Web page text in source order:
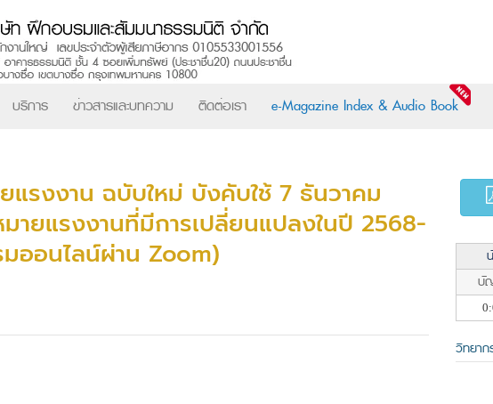
บริการ ข่าวสารและบทความ ติดต่อเรา e-Magazine Index & Audio Book
แรงงาน ฉบับใหม่ บังคับใช้ 7 ธันวาคม
ายแรงงานที่มีการเปลี่ยนแปลงในปี 2568-
ออนไลน์ผ่าน Zoom)
บั
วิทยาก